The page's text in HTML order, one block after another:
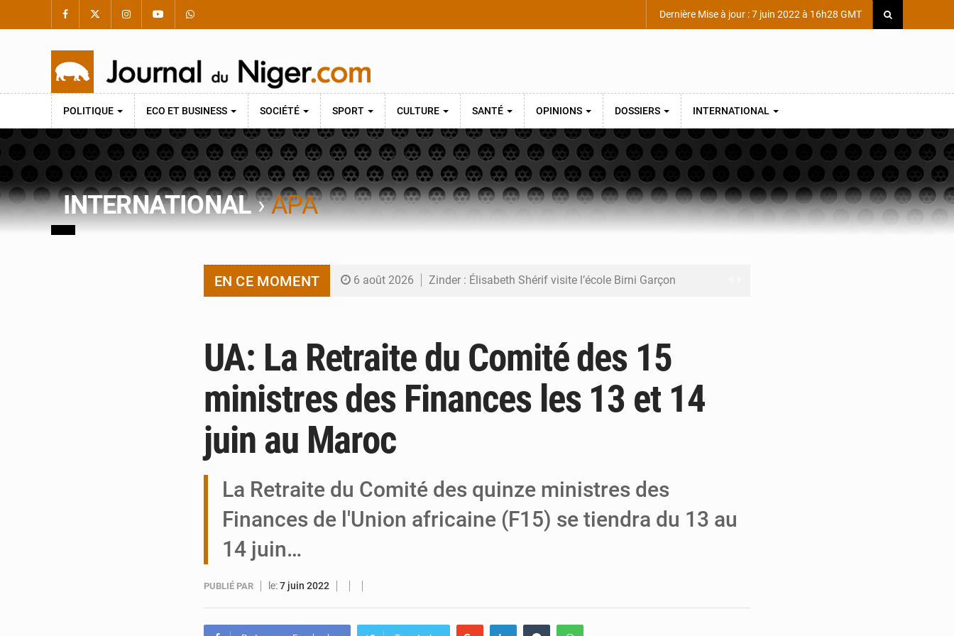
Dernière Mise à jour : 7 juin 2022 à 16h28 GMT
POLITIQUE ECO ET BUSINESS SOCIÉTÉ SPORT CULTURE SANTÉ OPINIONS DOSSIERS INTERNATIONAL
INTERNATIONAL›APA
EN CE MOMENT 6 août 2026 Zinder : Élisabeth Shérif visite l’école Birni Garçon
6 août 2026 Niger : Bilan à mi-parcours du Programme de Refondation
6 août 2026 Chasse aux gabegies à Niamey : 74 milliards de FCFA recouvrés par la COLDEFF
5 août 2026 Tibiri : le dialogue, nouveau terrain de jeu pour la paix
UA: La Retraite du Comité des 15
ministres des Finances les 13 et 14
juin au Maroc
La Retraite du Comité des quinze ministres des
Finances de l'Union africaine (F15) se tiendra du 13 au
14 juin…
PUBLIÉ PAR le:7 juin 2022